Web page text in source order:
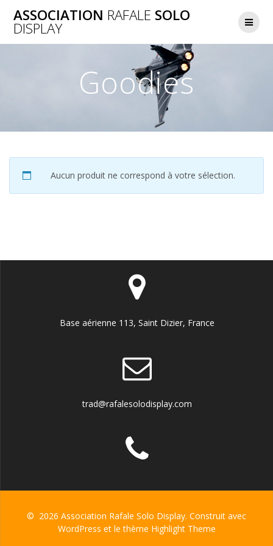
to
ASSOCIATION RAFALE SOLO
DISPLAY
Goodies
Aucun produit ne correspond à votre sélection.
Base aérienne 113, Saint Dizier, France
trad@rafalesolodisplay.com
© 2026 Association Rafale Solo Display. Construit avec
WordPress et le thème Highlight Theme